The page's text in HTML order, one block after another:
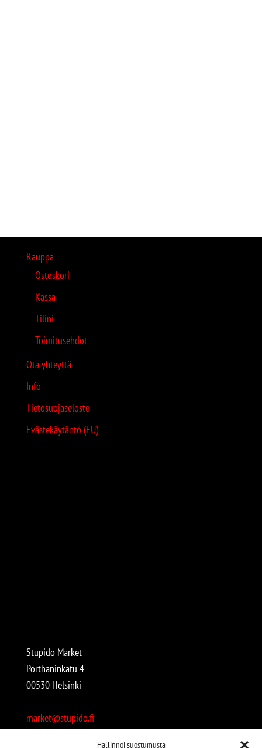
Hallinnoi suostumusta
Kauppa
Ostoskori
Kassa
Tilini
Toimitusehdot
Ota yhteyttä
Info
Tietosuojaseloste
Evästekäytäntö (EU)
Stupido Market
Porthaninkatu 4
00530 Helsinki
market@stupido.fi